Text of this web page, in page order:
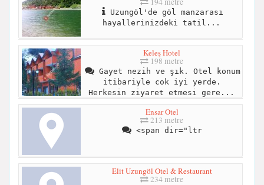
Uzungöl'de göl manzarası
hayallerinizdeki tatil...
Keleş Hotel
198 metre
Gayet nezih ve şık. Otel konum
itibariyle cok iyi yerde.
Herkesin ziyaret etmesi gere...
Ensar Otel
213 metre
<span dir="ltr
Elit Uzungöl Otel & Restaurant
234 metre